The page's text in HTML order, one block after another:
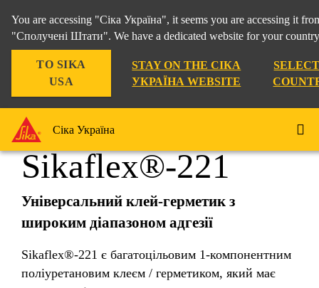
You are accessing "Сіка Україна", it seems you are accessing it
"Сполучені Штати". We have a dedicated website for your
TO SIKA
USA
STAY ON THE СІКА
УКРАЇНА WEBSITE
Сіка Україна
Промисловість Sikaflex®-221
Sikaflex®-221
Універсальний клей-герметик з
широким діапазоном адгезії
Sikaflex®-221 є багатоцільовим 1-компонентним
поліуретановим клеєм / герметиком, який має